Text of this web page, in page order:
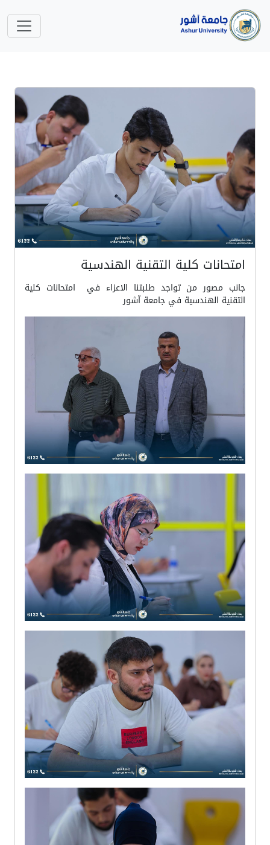
امتحانات كلية التقنية الهندسية
جانب مصور من تواجد طلبتنا الاعزاء في امتحانات كلية
التقنية الهندسية في جامعة آشور